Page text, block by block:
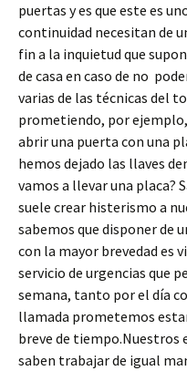
puertas y es que este es
continuidad necesitan de
fin a la inquietud que
de casa en caso de no
varias de las técnicas del
prometiendo, por
abrir una puerta con una
hemos dejado las llaves
vamos a llevar una placa?
suele crear histerismo a
sabemos que disponer de
con la mayor brevedad es
servicio de urgencias que
semana, tanto por el día
llamada prometemos
breve de tiempo.Nuestros
saben trabajar de igual